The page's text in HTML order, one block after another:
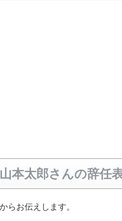
山本太郎さんの辞任
らお伝えします。